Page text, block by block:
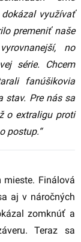
využívať
premeniť naše
no
série. Chcem
fanúšikovia
stav. Pre nás sa
o extraligu proti
postup.“
Finálová
aj v náročných
zomknúť a
Teraz sa